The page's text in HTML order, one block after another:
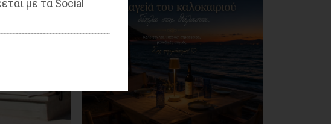
με τα Social